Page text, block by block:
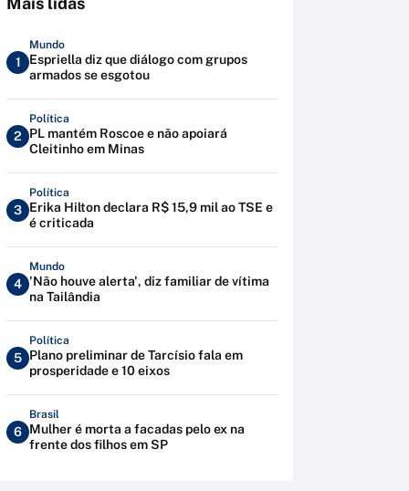
1
Mundo
Espriella diz que diálogo com grupos
armados se esgotou
2
Política
PL mantém Roscoe e não apoiará
Cleitinho em Minas
3
Política
Erika Hilton declara R$ 15,9 mil ao TSE e
é criticada
4
Mundo
'Não houve alerta', diz familiar de vítima
na Tailândia
5
Política
Plano preliminar de Tarcísio fala em
prosperidade e 10 eixos
6
Brasil
Mulher é morta a facadas pelo ex na
frente dos filhos em SP